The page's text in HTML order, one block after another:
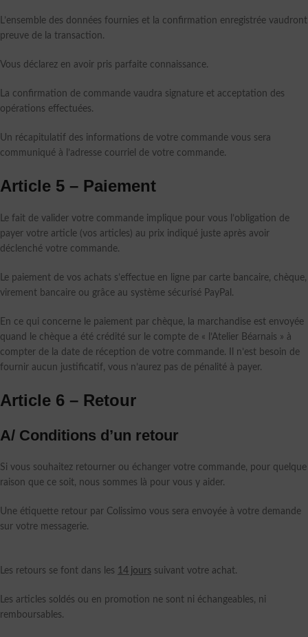
L’ensemble des données fournies et la confirmation enregistrée vaudront
preuve de la transaction.
Vous déclarez en avoir pris parfaite connaissance.
La confirmation de commande vaudra signature et acceptation des
opérations effectuées.
Un récapitulatif des informations de votre commande vous sera
communiqué à l’adresse courriel de votre commande.
Article 5 – Paiement
Le fait de valider votre commande implique pour vous l’obligation de
payer votre article (vos articles) au prix indiqué juste après avoir
déclenché votre commande.
Le paiement de vos achats s’effectue en ligne par carte bancaire, chèque,
virement bancaire ou grâce au système sécurisé PayPal.
En ce qui concerne le paiement par chèque, la marchandise est envoyée
quand le chèque a été crédité sur le compte de « l’Atelier Béarnais » à
compter de la date de réception de votre commande. Il n’est besoin de
fournir aucun justificatif, vous n’aurez pas de pénalité à payer.
Article 6 – Retour
A/ Conditions d’un retour
Si vous souhaitez retourner ou échanger votre commande, pour quelque
raison que ce soit, nous sommes là pour vous y aider.
Une étiquette retour par Colissimo vous sera envoyée à votre demande
sur votre messagerie.
Les retours se font dans les 14 jours suivant votre achat.
Les articles soldés ou en promotion ne sont ni échangeables, ni
remboursables.